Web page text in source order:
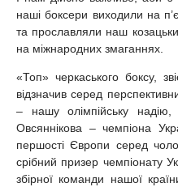
наші боксери виходили на
та прославляли наш
на міжнародних змаганнях.
«Топ» черкаського боксу,
відзначив серед
– нашу олімпійську надію,
Овсяннікова – чемпіона
першості Європи серед
срібний призер чемпіонату
збірної команди нашої